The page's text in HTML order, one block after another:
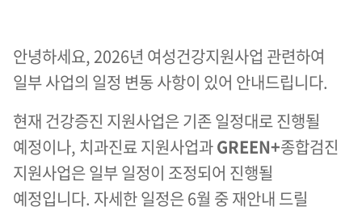
안녕하세요, 2026년 여성건강지원사업 관련하여
일부 사업의 일정 변동 사항이 있어 안내드립니다.
현재 건강증진 지원사업은 기존 일정대로 진행될
예정이나, 치과진료 지원사업과GREEN+종합검진
지원사업은 일부 일정이 조정되어 진행될
예정입니다. 자세한 일정은 6월 중 재안내 드릴